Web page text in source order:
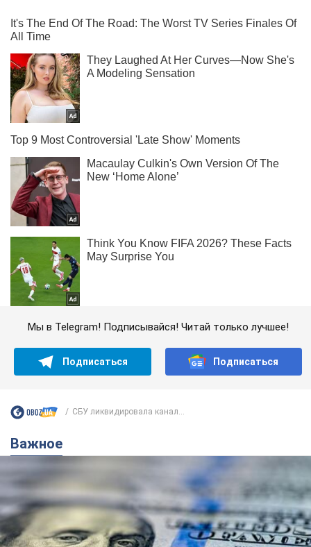
Мы в Telegram! Подписывайся! Читай только лучшее!
Подписаться Подписаться
СБУ ликвидировала канал...
Важное